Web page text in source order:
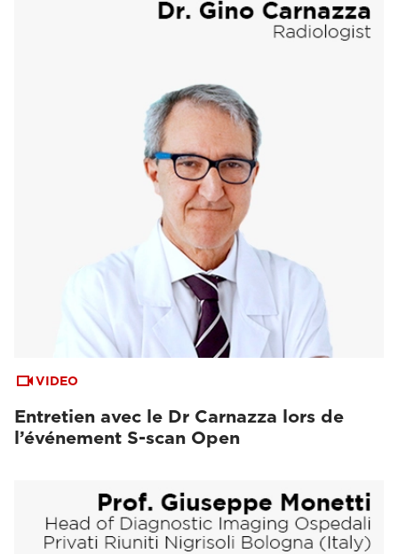
VIDEO
Entretien avec le Dr Carnazza lors de
l’événement S-scan Open